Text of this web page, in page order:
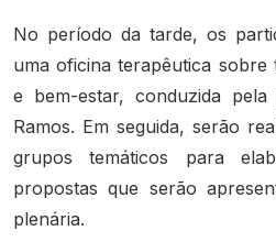
No período da tarde, os
uma oficina terapêutica sobre
e bem-estar, conduzida
Ramos. Em seguida, serão
grupos temáticos para
propostas que serão
plenária.